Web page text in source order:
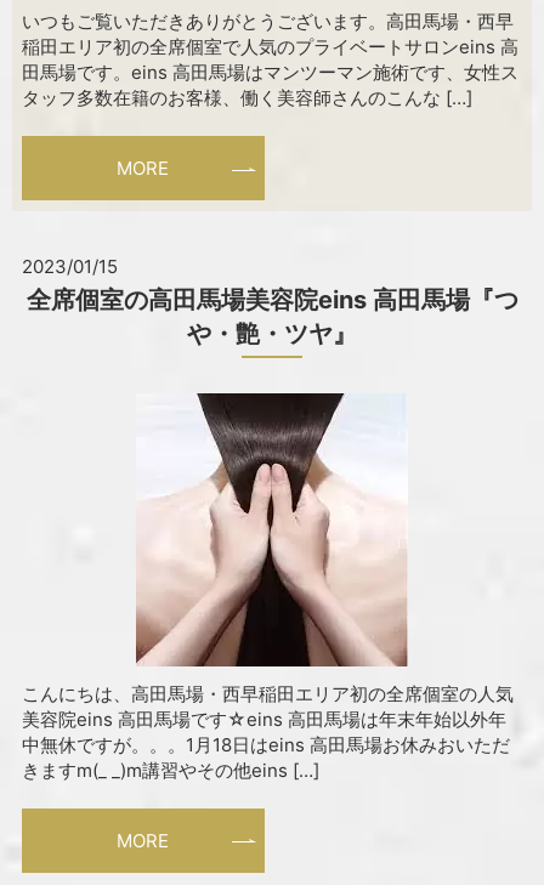
いつもご覧いただきありがとうございます。高田馬場・西早
稲田エリア初の全席個室で人気のプライベートサロンeins 高
田馬場です。eins 高田馬場はマンツーマン施術です、女性ス
タッフ多数在籍のお客様、働く美容師さんのこんな […]
MORE
2023/01/15
全席個室の高田馬場美容院eins 高田馬場『つ
や・艶・ツヤ』
こんにちは、高田馬場・西早稲田エリア初の全席個室の人気
美容院eins 高田馬場です☆eins 高田馬場は年末年始以外年
中無休ですが。。。1月18日はeins 高田馬場お休みおいただ
きますm(_ _)m講習やその他eins […]
MORE